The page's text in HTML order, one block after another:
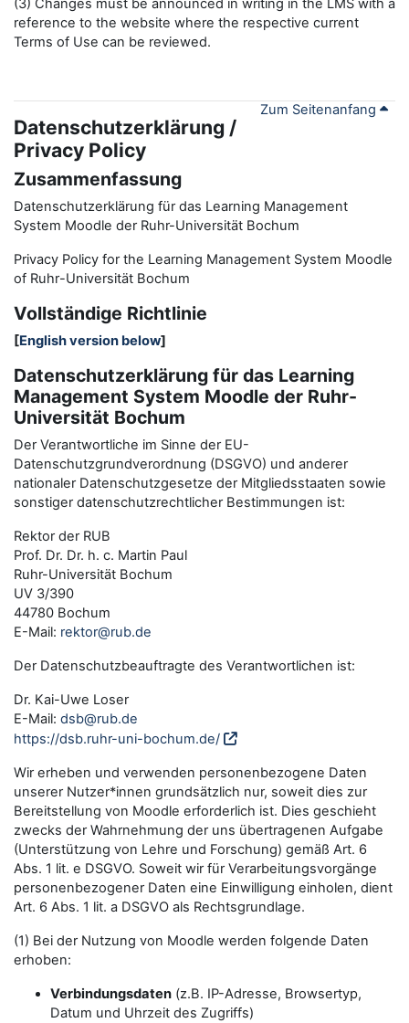
(3) Changes must be announced in writing in the LMS with a
reference to the website where the respective current
Terms of Use can be reviewed.
Zum Seitenanfang
Datenschutzerklärung /
Privacy Policy
Zusammenfassung
Datenschutzerklärung für das Learning Management
System Moodle der Ruhr-Universität Bochum
Privacy Policy for the Learning Management System Moodle
of Ruhr-Universität Bochum
Vollständige Richtlinie
[English version below]
Datenschutzerklärung für das Learning
Management System Moodle der Ruhr-
Universität Bochum
Der Verantwortliche im Sinne der EU-
Datenschutzgrundverordnung (DSGVO) und anderer
nationaler Datenschutzgesetze der Mitgliedsstaaten sowie
sonstiger datenschutzrechtlicher Bestimmungen ist:
Rektor der RUB
Prof. Dr. Dr. h. c. Martin Paul
Ruhr-Universität Bochum
UV 3/390
44780 Bochum
E-Mail: rektor@rub.de
Der Datenschutzbeauftragte des Verantwortlichen ist:
Dr. Kai-Uwe Loser
E-Mail: dsb@rub.de
https://dsb.ruhr-uni-bochum.de/
Wir erheben und verwenden personenbezogene Daten
unserer Nutzer*innen grundsätzlich nur, soweit dies zur
Bereitstellung von Moodle erforderlich ist. Dies geschieht
zwecks der Wahrnehmung der uns übertragenen Aufgabe
(Unterstützung von Lehre und Forschung) gemäß Art. 6
Abs. 1 lit. e DSGVO. Soweit wir für Verarbeitungsvorgänge
personenbezogener Daten eine Einwilligung einholen, dient
Art. 6 Abs. 1 lit. a DSGVO als Rechtsgrundlage.
(1) Bei der Nutzung von Moodle werden folgende Daten
erhoben:
Verbindungsdaten (z.B. IP-Adresse, Browsertyp,
Datum und Uhrzeit des Zugriffs)